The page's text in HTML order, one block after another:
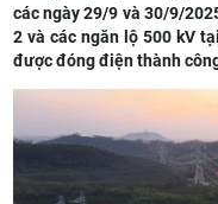
các ngày 29/9 và 30/9/
2 và các ngăn lộ 500 kV
được đóng điện thành